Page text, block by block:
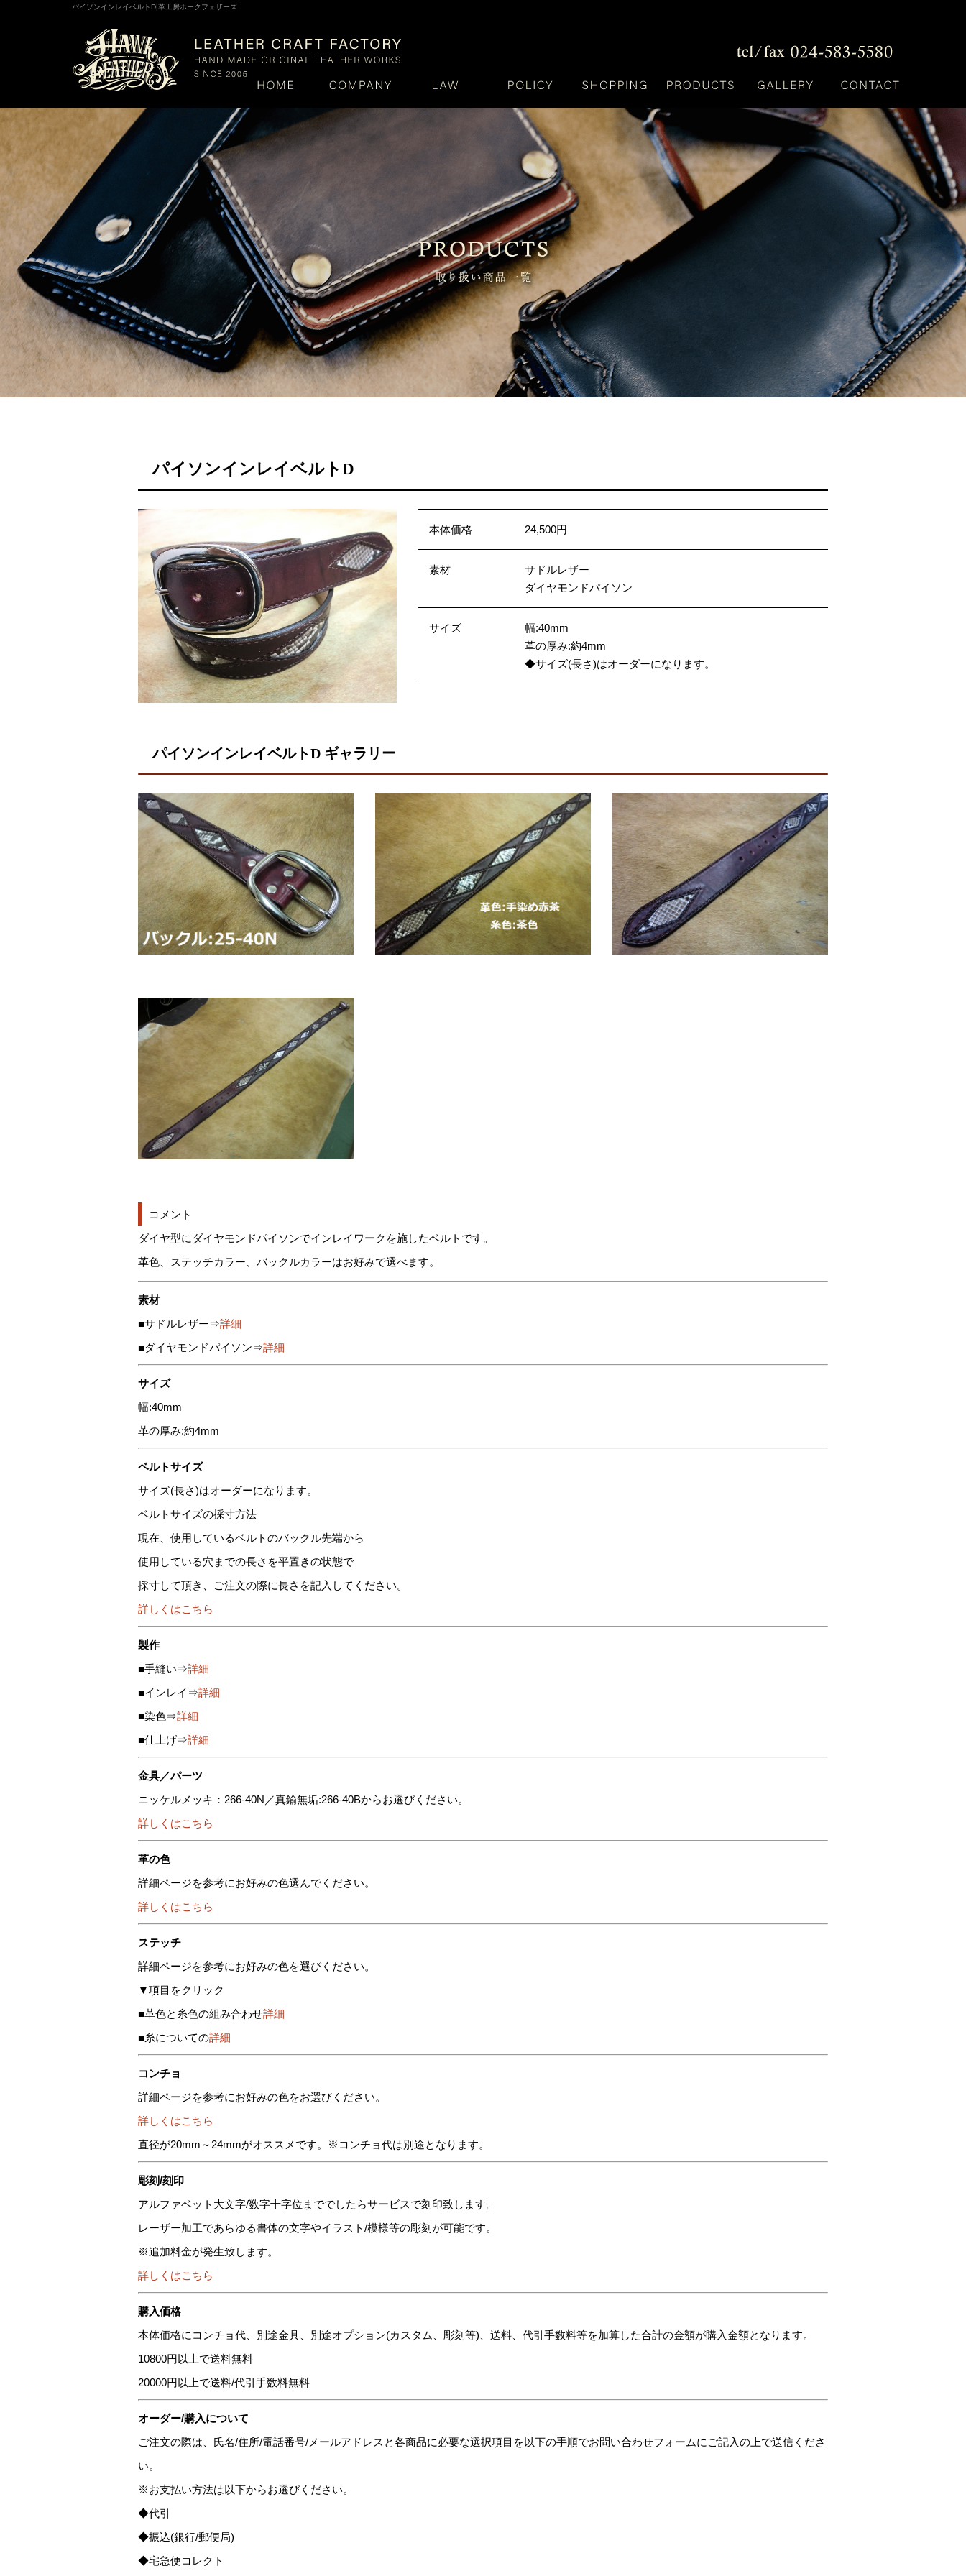
パイソンインレイベルトD|革工房ホークフェザーズ
パイソンインレイベルトD
本体価格 24,500円
素材
サドルレザー
ダイヤモンドパイソン
サイズ
幅:40mm
革の厚み:約4mm
◆サイズ(長さ)はオーダーになります。
パイソンインレイベルトD ギャラリー
コメント
ダイヤ型にダイヤモンドパイソンでインレイワークを施したベルトです。
革色、ステッチカラー、バックルカラーはお好みで選べます。
素材
■サドルレザー⇒詳細
■ダイヤモンドパイソン⇒詳細
サイズ
幅:40mm
革の厚み:約4mm
ベルトサイズ
サイズ(長さ)はオーダーになります。
ベルトサイズの採寸方法
現在、使用しているベルトのバックル先端から
使用している穴までの長さを平置きの状態で
採寸して頂き、ご注文の際に長さを記入してください。
詳しくはこちら
製作
■手縫い⇒詳細
■インレイ⇒詳細
■染色⇒詳細
■仕上げ⇒詳細
金具／パーツ
ニッケルメッキ：266-40N／真鍮無垢:266-40Bからお選びください。
詳しくはこちら
革の色
詳細ページを参考にお好みの色選んでください。
詳しくはこちら
ステッチ
詳細ページを参考にお好みの色を選びください。
▼項目をクリック
■革色と糸色の組み合わせ詳細
■糸についての詳細
コンチョ
詳細ページを参考にお好みの色をお選びください。
詳しくはこちら
直径が20mm～24mmがオススメです。※コンチョ代は別途となります。
彫刻/刻印
アルファベット大文字/数字十字位まででしたらサービスで刻印致します。
レーザー加工であらゆる書体の文字やイラスト/模様等の彫刻が可能です。
※追加料金が発生致します。
詳しくはこちら
購入価格
本体価格にコンチョ代、別途金具、別途オプション(カスタム、彫刻等)、送料、代引手数料等を加算した合計の金額が購入金額となります。
10800円以上で送料無料
20000円以上で送料/代引手数料無料
オーダー/購入について
ご注文の際は、氏名/住所/電話番号/メールアドレスと各商品に必要な選択項目を以下の手順でお問い合わせフォームにご記入の上で送信くださ
い。
※お支払い方法は以下からお選びください。
◆代引
◆振込(銀行/郵便局)
◆宅急便コレクト